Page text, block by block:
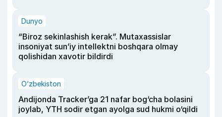
Dunyo
“Biroz sekinlashish kerak”. Mutaxassislar
insoniyat sun’iy intellektni boshqara olmay
qolishidan xavotir bildirdi
O‘zbekiston
Andijonda Tracker’ga 21 nafar bog‘cha bolasini
joylab, YTH sodir etgan ayolga sud hukmi o‘qildi